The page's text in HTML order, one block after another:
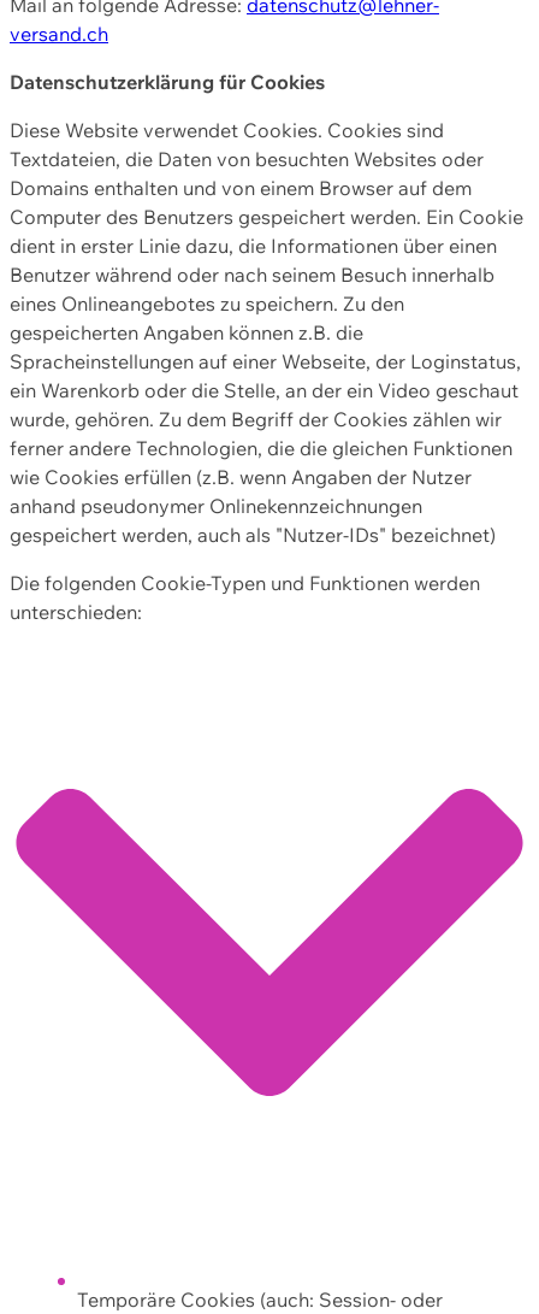
versand.ch
Datenschutzerklärung für Cookies
Diese Website verwendet Cookies. Cookies sind
Textdateien, die Daten von besuchten Websites oder
Domains enthalten und von einem Browser auf dem
Computer des Benutzers gespeichert werden. Ein Cookie
dient in erster Linie dazu, die Informationen über einen
Benutzer während oder nach seinem Besuch innerhalb
eines Onlineangebotes zu speichern. Zu den
gespeicherten Angaben können z.B. die
Spracheinstellungen auf einer Webseite, der Loginstatus,
ein Warenkorb oder die Stelle, an der ein Video geschaut
wurde, gehören. Zu dem Begriff der Cookies zählen wir
ferner andere Technologien, die die gleichen Funktionen
wie Cookies erfüllen (z.B. wenn Angaben der Nutzer
anhand pseudonymer Onlinekennzeichnungen
gespeichert werden, auch als "Nutzer-IDs" bezeichnet)
Die folgenden Cookie-Typen und Funktionen werden
unterschieden:
Temporäre Cookies (auch: Session- oder